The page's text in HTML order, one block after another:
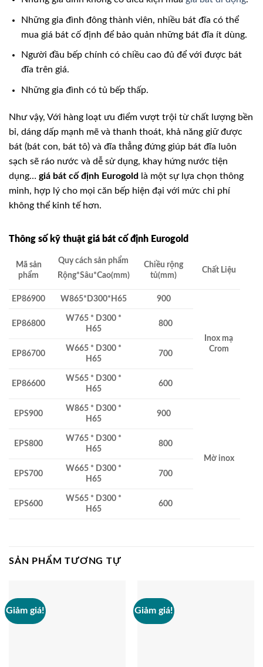
Những gia đình đông thành viên, nhiều bát đĩa có thể
mua giá bát cố định để bảo quản những bát đĩa ít dùng.
Người đầu bếp chính có chiều cao đủ để với được bát
đĩa trên giá.
Những gia đình có tủ bếp thấp.
Như vậy, Với hàng loạt ưu điểm vượt trội từ chất lượng bền
bỉ, dáng dấp mạnh mẽ và thanh thoát, khả năng giữ được
bát (bát con, bát tô) và đĩa thẳng đứng giúp bát đĩa luôn
sạch sẽ ráo nước và dễ sử dụng, khay hứng nước tiện
dụng… giá bát cố định Eurogold
là một sự lựa chọn thông
minh, hợp lý cho mọi căn bếp hiện đại với mức chi phí
không thể kinh tế hơn.
Thông số kỹ thuật giá bát cố định Eurogold
Mã sản
phẩm
Quy cách sản phẩm
Rộng*Sâu*Cao(mm)
Chiều rộng
tủ(mm)
Chất Liệu
EP86900 W865*D300*H65 900
Inox mạ
Crom
EP86800
W765 * D300 *
H65
800
EP86700
W665 * D300 *
H65
700
EP86600
W565 * D300 *
H65
600
EPS900
W865 * D300 *
H65
900
Mờ inox
EPS800
W765 * D300 *
H65
800
EPS700
W665 * D300 *
H65
700
EPS600
W565 * D300 *
H65
600
SẢN PHẨM TƯƠNG TỰ
Giảm giá! Giảm giá!